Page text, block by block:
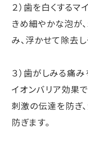
２）歯を白くする
きめ細やかな泡が
み、浮かせて除去し
３）歯がしみる痛み
イオンバリア効果
刺激の伝達を防ぎ
防ぎます。